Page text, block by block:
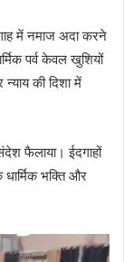
में नमाज अदा करने
पर्व केवल खुशियों
की दिशा में
फैलाया। ईदगाहों
भक्ति और